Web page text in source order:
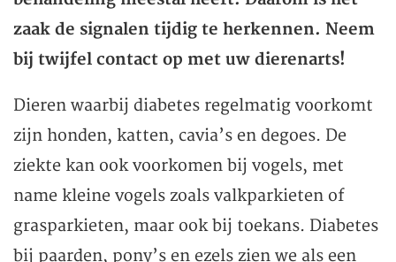
zaak de signalen tijdig te herkennen. Neem
bij twijfel contact op met uw dierenarts!
Dieren waarbij diabetes regelmatig voorkomt
zijn honden, katten, cavia’s en degoes. De
ziekte kan ook voorkomen bij vogels, met
name kleine vogels zoals valkparkieten of
grasparkieten, maar ook bij toekans. Diabetes
bij paarden, pony’s en ezels zien we als een